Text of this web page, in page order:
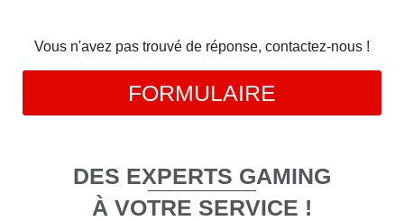
Vous n'avez pas trouvé de réponse, contactez-nous !
FORMULAIRE
DES EXPERTS GAMING
À VOTRE SERVICE !